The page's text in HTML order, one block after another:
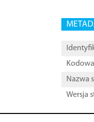
Nazwa
Wersja